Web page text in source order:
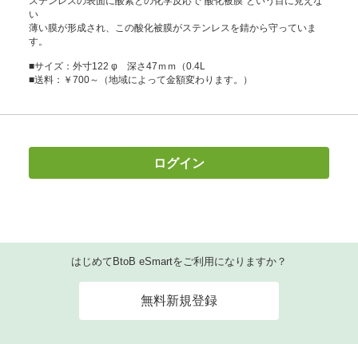
い
薄い膜が形成され、この酸化被膜がステンレスを錆から守っていま
す。
■サイズ：外寸122 φ 深さ47ｍｍ（0.4L
■送料：￥700～（地域によって金額変わります。）
ログイン
はじめてBtoB eSmartをご利用になりますか？
無料新規登録